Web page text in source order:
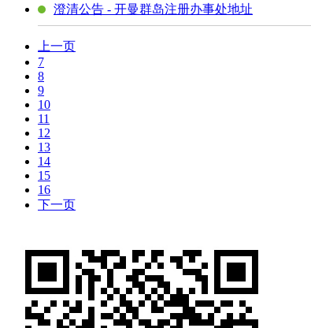
澄清公告 - 开曼群岛注册办事处地址
上一页
7
8
9
10
11
12
13
14
15
16
下一页